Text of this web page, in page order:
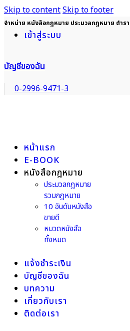
Skip to contentSkip to footer
จำหน่าย หนังสือกฎหมาย ประมวลกฎหมาย ตำร
เข้าสู่ระบบ
บัญชีของฉัน
0-2996-9471-3
หน้าแรก
E-BOOK
หนังสือกฎหมาย
ประมวลกฎหมาย
รวมกฎหมาย
10 อันดับหนังสือ
ขายดี
หมวดหนังสือ
ทั้งหมด
แจ้งชำระเงิน
บัญชีของฉัน
บทความ
เกี่ยวกับเรา
ติดต่อเรา